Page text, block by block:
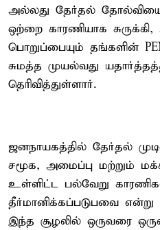
அல்லது தேர்தல் தோல்வியை
ஒற்றை காரணியாக
பொறுப்பையும் தங்களின்
சுமத்த முயல்வது
தெரிவித்துள்ளார்.
ஜனநாயகத்தில் தேர்தல்
சமூக, அமைப்பு மற்றும்
உள்ளிட்ட பல்வேறு
தீர்மானிக்கப்படுபவை என்று
இந்த சூழலில் ஒருவரை